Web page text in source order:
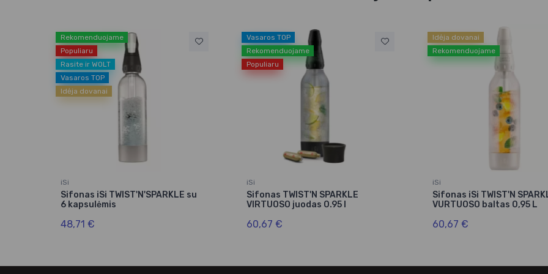
Rekomenduojame
Populiaru
Rasite ir WOLT
Vasaros TOP
Idėja dovanai
iSi
Sifonas iSi TWIST'N'SPARKLE su
6 kapsulėmis
48,71 €
Vasaros TOP
Rekomenduojame
Populiaru
iSi
Sifonas TWIST'N SPARKLE
VIRTUOSO juodas 0.95 l
60,67 €
Idėja dovanai
Rekomenduojame
iSi
Sifonas iSi TWIST'N
VURTUOSO baltas 0,95 L
60,67 €